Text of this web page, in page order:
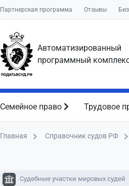
Партнерская программа Отзывы
Автоматизированный
программный
Семейное право Трудовое
Главная Справочник судов РФ
Судебные участки мировых судей